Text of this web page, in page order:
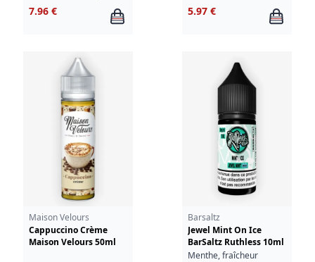
7.96 € 5.97 €
Maison Velours
Cappuccino Crème
Maison Velours 50ml
Barsaltz
Jewel Mint On Ice
BarSaltz Ruthless 10ml
Menthe, fraîcheur